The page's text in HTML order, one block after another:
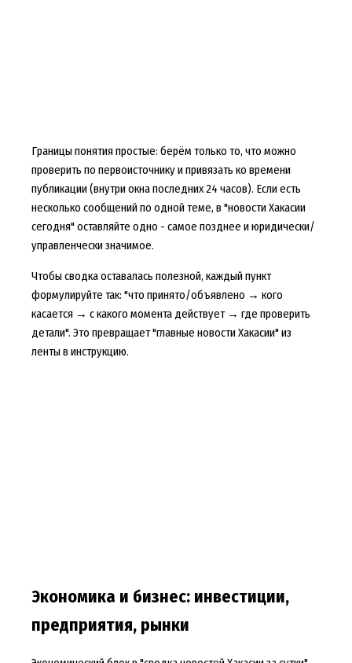
Границы понятия простые: берём только то, что можно
проверить по первоисточнику и привязать ко времени
публикации (внутри окна последних 24 часов). Если есть
несколько сообщений по одной теме, в "новости Хакасии
сегодня" оставляйте одно - самое позднее и юридически/
управленчески значимое.
Чтобы сводка оставалась полезной, каждый пункт
формулируйте так: "что принято/объявлено → кого
касается → с какого момента действует → где проверить
детали". Это превращает "главные новости Хакасии" из
ленты в инструкцию.
Экономика и бизнес: инвестиции,
предприятия, рынки